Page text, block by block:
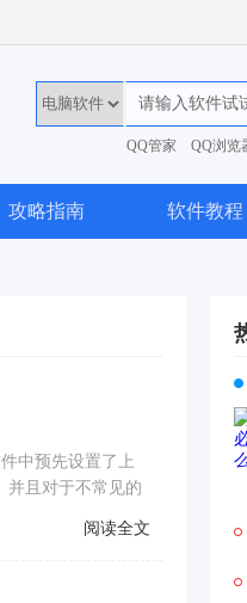
QQ管家 QQ浏览
攻略指南 软件教程
中预先设置了上
并且对于不常见的
阅读全文